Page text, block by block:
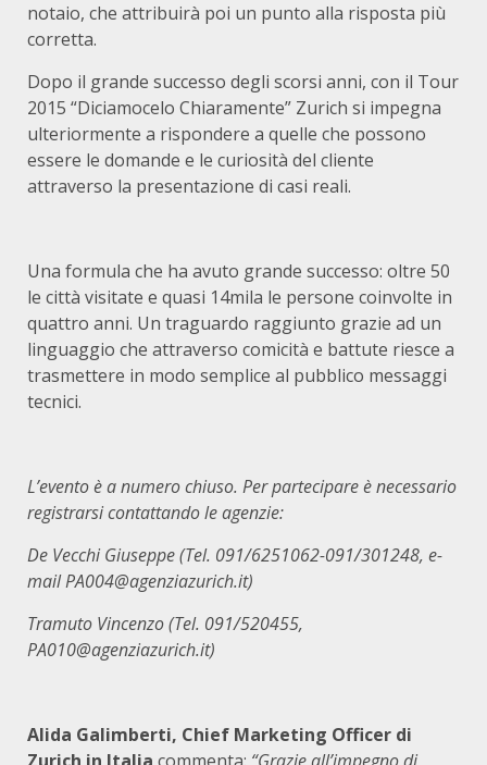
notaio, che attribuirà poi un punto alla risposta più
corretta.
Dopo il grande successo degli scorsi anni, con il Tour
2015 “Diciamocelo Chiaramente” Zurich si impegna
ulteriormente a rispondere a quelle che possono
essere le domande e le curiosità del cliente
attraverso la presentazione di casi reali.
Una formula che ha avuto grande successo: oltre 50
le città visitate e quasi 14mila le persone coinvolte in
quattro anni. Un traguardo raggiunto grazie ad un
linguaggio che attraverso comicità e battute riesce a
trasmettere in modo semplice al pubblico messaggi
tecnici.
L’evento è a numero chiuso. Per partecipare è necessario
registrarsi contattando le agenzie:
De Vecchi Giuseppe (Tel. 091/6251062-091/301248, e-
mail PA004@agenziazurich.it)
Tramuto Vincenzo (Tel. 091/520455,
PA010@agenziazurich.it)
Alida Galimberti, Chief Marketing Officer di